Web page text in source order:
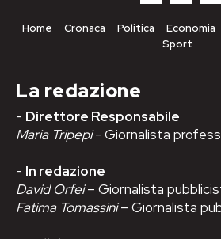
Home Cronaca Politica Economia
Sport
La redazione
- Direttore Responsabile
Maria Tripepi- Giornalista
- In redazione
David Orfei– Giornalista
Fatima Tomassini– Giornalista